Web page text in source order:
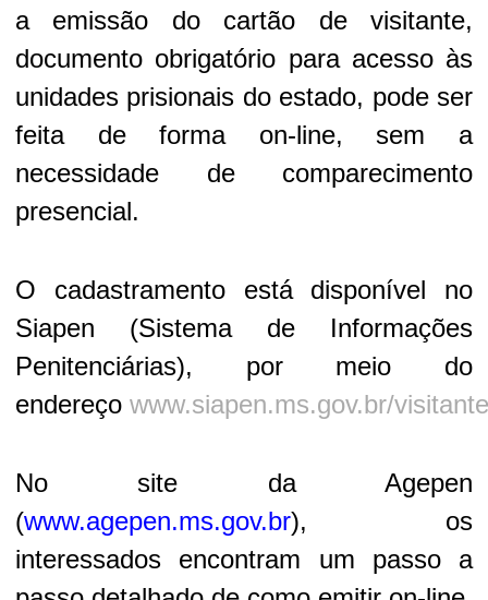
a emissão do cartão de visitante,
documento obrigatório para acesso às
unidades prisionais do estado, pode ser
feita de forma on-line, sem a
necessidade de comparecimento
presencial.
O cadastramento está disponível no
Siapen (Sistema de Informações
Penitenciárias), por meio do
endereço www.siapen.ms.gov.br/visitante
No site da Agepen
(www.agepen.ms.gov.br), os
interessados encontram um passo a